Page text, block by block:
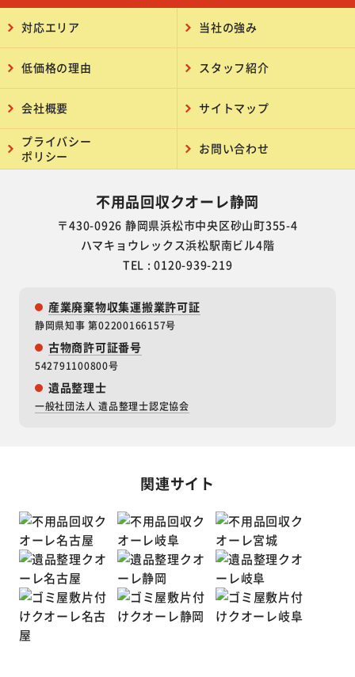
対応エリア 当社の強み
低価格の理由 スタッフ紹介
会社概要 サイトマップ
プライバシー
ポリシー
お問い合わせ
不用品回収クオーレ静岡
〒430-0926 静岡県浜松市中央区砂山町355-4
ハマキョウレックス浜松駅南ビル4階
TEL : 0120-939-219
産業廃棄物収集運搬業許可証
静岡県知事 第02200166157号
古物商許可証番号
542791100800号
遺品整理士
一般社団法人 遺品整理士認定協会
関連サイト